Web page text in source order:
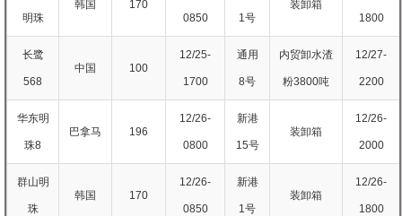
明珠
韩国 170
0850 1号
装卸箱
1800
长鹭
568
中国 100
12/25-
1700
通用
8号
内贸卸水渣
粉3800吨
12/27-
2200
华东明
珠8
巴拿马 196
12/26-
0800
新港
15号
装卸箱
12/26-
2000
群山明
珠
韩国 170
12/26-
0850
新港
1号
装卸箱
12/26-
1800